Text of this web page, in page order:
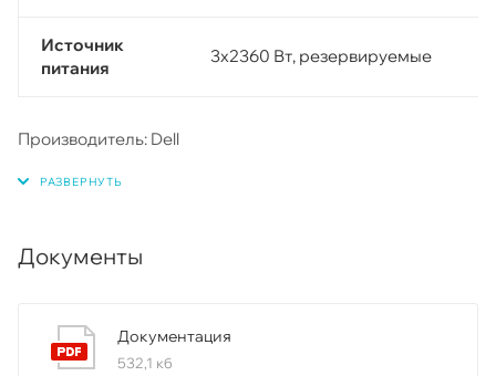
Источник
питания
3х2360 Вт, резервируемые
Производитель: Dell
Документы
Документация
532,1 кб